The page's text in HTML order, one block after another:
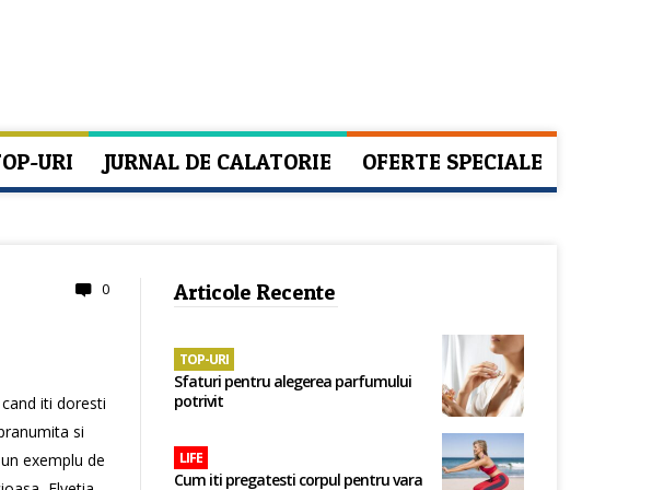
URI JURNAL DE CALATORIE OFERTE SPECIALE
0
iti doresti
si
exemplu de
Articole Recente
TOP-URI
Sfaturi pentru alegerea parfumului
potrivit
LIFE
Cum iti pregatesti corpul pentru vara